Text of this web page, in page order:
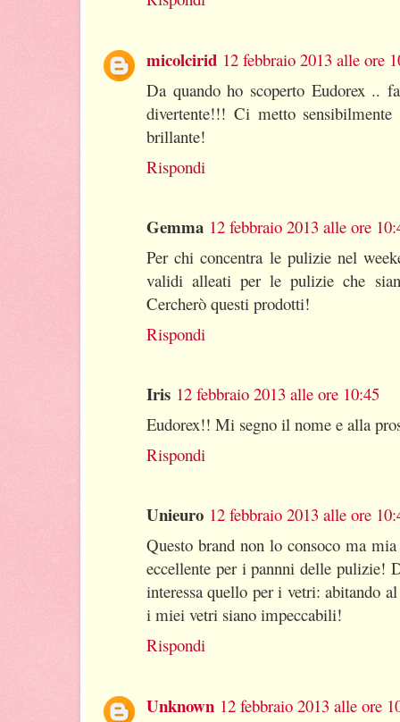
micolcirid 12 febbraio 2013 alle ore
Da quando ho scoperto Eudorex ..
divertente!!! Ci metto
brillante!
Rispondi
Gemma 12 febbraio 2013 alle ore
Per chi concentra le pulizie nel
validi alleati per le pulizie che
Cercherò questi prodotti!
Rispondi
Iris 12 febbraio 2013 alle ore 10:45
Eudorex!! Mi segno il nome e alla
Rispondi
Unieuro 12 febbraio 2013 alle ore
Questo brand non lo consoco ma
eccellente per i pannni delle pulizie!
interessa quello per i vetri: abitando
i miei vetri siano impeccabili!
Rispondi
Unknown 12 febbraio 2013 alle ore